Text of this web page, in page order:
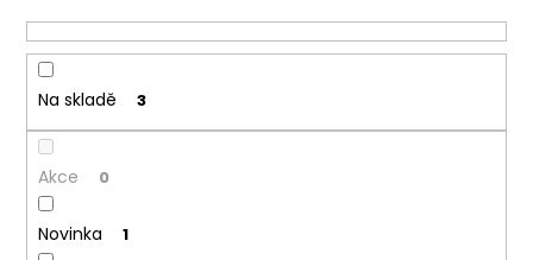
u
k
ů
Na skladě 3
Akce 0
Novinka 1